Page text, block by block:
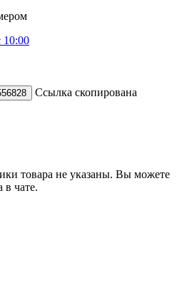
10:00
Ссылка скопирована
товара не указаны. Вы можете
в чате.